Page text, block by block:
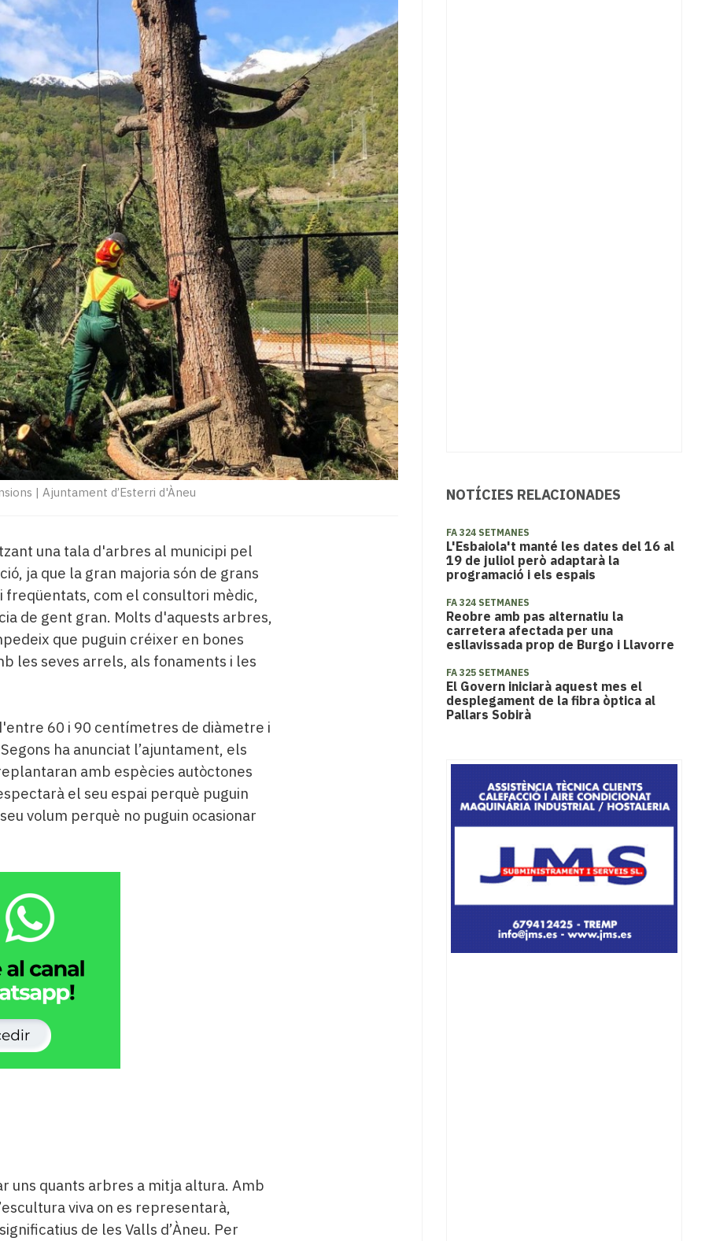
| Ajuntament d’Esterri d'Àneu
una tala d'arbres al municipi pel
ja que la gran majoria són de grans
com el consultori mèdic,
de gent gran. Molts d'aquests arbres,
que puguin créixer en bones
les seves arrels, als fonaments i les
60 i 90 centímetres de diàmetre i
ha anunciat l’ajuntament, els
amb espècies autòctones
el seu espai perquè puguin
volum perquè no puguin ocasionar
uns quants arbres a mitja altura. Amb
viva on es representarà,
de les Valls d’Àneu. Per
NOTÍCIES RELACIONADES
FA 324 SETMANES
L'Esbaiola't manté les dates del 16 al
19 de juliol però adaptarà la
programació i els espais
FA 324 SETMANES
Reobre amb pas alternatiu la
carretera afectada per una
esllavissada prop de Burgo i Llavorre
FA 325 SETMANES
El Govern iniciarà aquest mes el
desplegament de la fibra òptica al
Pallars Sobirà